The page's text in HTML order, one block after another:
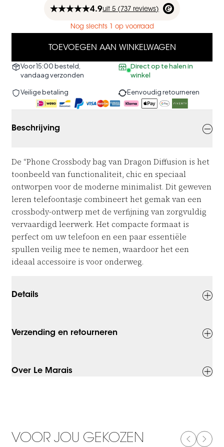
4.9uit 5 ( 737 reviews)
Nog slechts 1 op voorraad
TOEVOEGEN AAN WINKELWAGEN
Voor 15:00 besteld,
vandaag verzonden
Direct op te halen in
winkel
Veilige betaling Eenvoudig retourneren
Beschrijving
De “Phone Crossbody bag van Dragon Diffusion is het
toonbeeld van functionaliteit, chic en speciaal
ontworpen voor de moderne minimalist. Dit geweven
leren telefoontasje combineert het gemak van een
crossbody-ontwerp met de verfijning van zorgvuldig
vervaardigd leerwerk. Het compacte formaat is
perfect om uw telefoon en een paar essentiële
spullen veilig mee te nemen, waardoor het een
ideaal accessoire is voor onderweg.
Details
Verzending en retourneren
Over Le Marais
VOOR JOU GEKOZEN